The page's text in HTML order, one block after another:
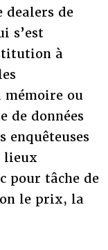
de
s’est
à
mémoire ou
de données
enquêteuses
lieux
pour tâche de
le prix, la